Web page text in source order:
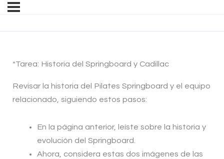
*Tarea: Historia del Springboard y Cadillac
Revisar la historia del Pilates Springboard y el equipo
relacionado, siguiendo estos pasos:
En la página anterior, leíste sobre la historia y
evolución del Springboard.
Ahora, considera estas dos imágenes de las